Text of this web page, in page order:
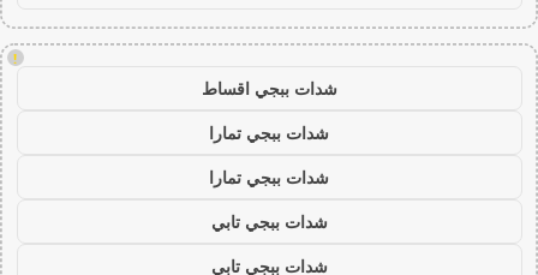
!
شدات ببجي اقساط
شدات ببجي تمارا
شدات ببجي تمارا
شدات ببجي تابي
شدات ببجي تابي